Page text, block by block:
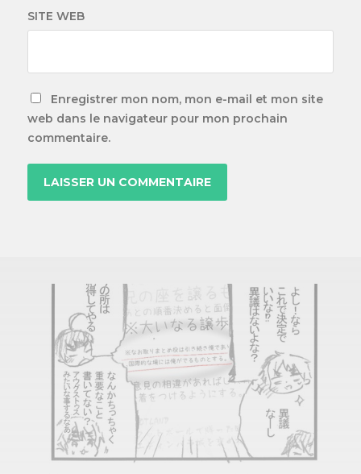
SITE WEB
Enregistrer mon nom, mon e-mail et mon site
web dans le navigateur pour mon prochain
commentaire.